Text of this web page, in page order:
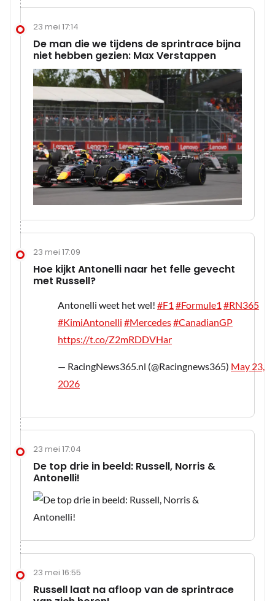
23 mei 17:14
De man die we tijdens de sprintrace bijna
niet hebben gezien: Max Verstappen
23 mei 17:09
Hoe kijkt Antonelli naar het felle gevecht
met Russell?
Antonelli weet het wel! #F1 #Formule1 #RN365
#KimiAntonelli #Mercedes#CanadianGP
https://t.co/Z2mRDDVHar
— RacingNews365.nl (@Racingnews365) May 23,
2026
23 mei 17:04
De top drie in beeld: Russell, Norris &
Antonelli!
23 mei 16:55
Russell laat na afloop van de sprintrace